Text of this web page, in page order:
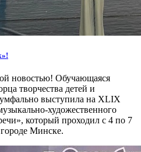
новостью! Обучающаяся
творчества детей и
выступила на XLIX
художественного
который проходил с 4 по 7
Минске.